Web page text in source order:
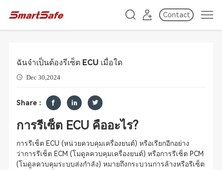
Contact
ฉันจำเป็นต้องรีเซ็ต ECU เมื่อใด
Dec 30,2024
Share :
การรีเซ็ต ECU คืออะไร?
การรีเซ็ต ECU (หน่วยควบคุมเครื่องยนต์) หรือเรียกอีกอย่าง
ว่าการรีเซ็ต ECM (โมดูลควบคุมเครื่องยนต์) หรือการรีเซ็ต PCM
(โมดูลควบคุมระบบส่งกำลัง) หมายถึงกระบวนการล้างหรือรีเซ็ต